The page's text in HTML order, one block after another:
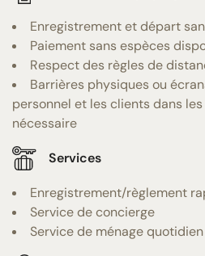
Enregistrement et départ
Paiement sans espèces
Respect des règles de
Barrières physiques ou
personnel et les clients dans
nécessaire
Services
Enregistrement/règlement
Service de concierge
Service de ménage quotidien